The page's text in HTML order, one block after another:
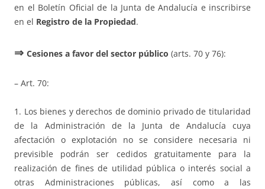
en el Boletín Oficial de la Junta de Andalucía e inscribirse
en el Registro de la Propiedad.
⇒ Cesiones a favor del sector público (arts. 70 y 76):
– Art. 70:
1. Los bienes y derechos de dominio privado de titularidad
de la Administración de la Junta de Andalucía cuya
afectación o explotación no se considere necesaria ni
previsible podrán ser cedidos gratuitamente para la
realización de fines de utilidad pública o interés social a
otras Administraciones públicas, así como a las